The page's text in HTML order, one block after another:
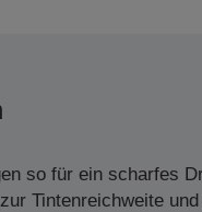
so für ein scharfes
Tintenreichweite